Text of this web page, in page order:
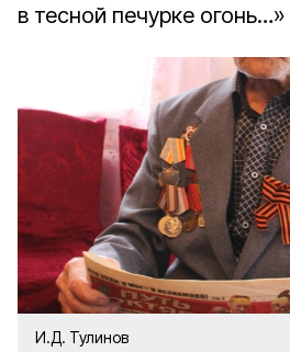
в тесной печурке огонь…»
И.Д. Тулинов